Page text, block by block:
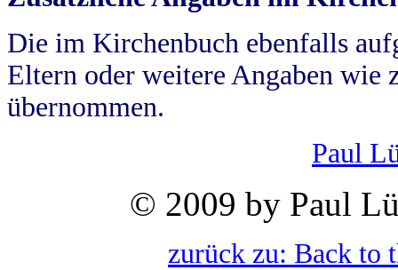
Die im Kirchenbuch ebenfalls
Eltern oder weitere Angaben wie
übernommen.
Paul
© 2009 by Paul
zurück zu: Back to